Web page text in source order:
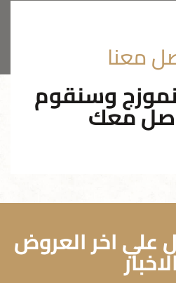
معنا
وسنقوم
معك
علي اخر العروض